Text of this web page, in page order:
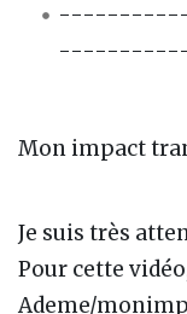
Mon impact
Je suis très
Pour cette
Ademe/